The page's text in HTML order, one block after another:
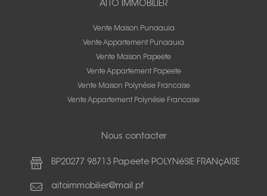
AITO IMMOBILIER
Vente Maison Punaauia
Vente Appartement Punaauia
Vente Maison Papeete
Vente Appartement Papeete
Vente Maison Polynésie Francaise
Vente Appartement Polynésie Francaise
Nous contacter
BP20277 98713 Papeete POLYNéSIE FRANçAISE
aitoimmobilier@mail.pf